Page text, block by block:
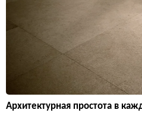
Архитектурная простота в